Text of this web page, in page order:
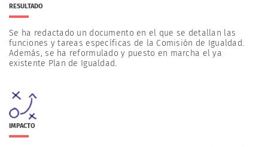
RESULTADO
Se ha redactado un documento en el que se detallan las
funciones y tareas específicas de la Comisión de Igualdad.
Además, se ha reformulado y puesto en marcha el ya
existente Plan de Igualdad.
IMPACTO